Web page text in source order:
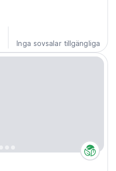
Inga sovsalar tillgängliga